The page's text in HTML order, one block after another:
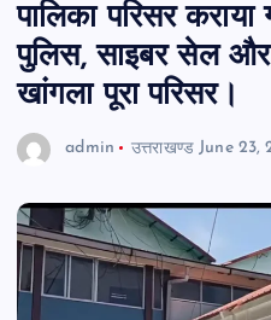
पालिका परिसर
पुलिस, साइबर सेल
खांगला पूरा परिसर।
admin उत्तराखण्ड June 23,